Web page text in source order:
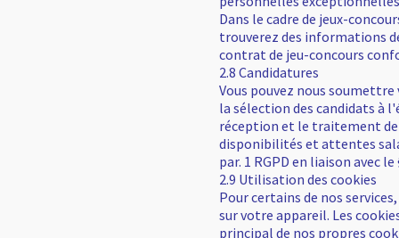
Dans le cadre de jeux-
trouverez des informations
contrat de jeu-concours
2.8 Candidatures
Vous pouvez nous
la sélection des candidats à
réception et le traitement de
disponibilités et attentes
par. 1 RGPD en liaison avec le
2.9 Utilisation des cookies
Pour certains de nos
sur votre appareil. Les
principal de nos propres